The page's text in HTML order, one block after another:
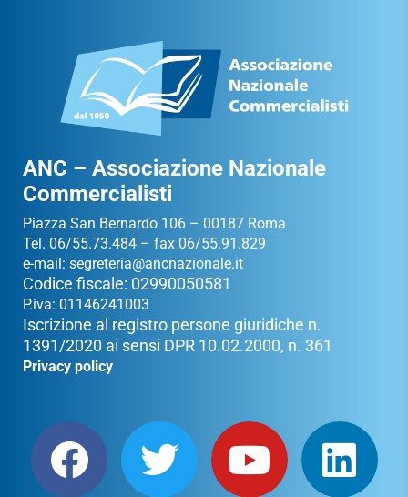
ANC – Associazione Nazionale
Commercialisti
Piazza San Bernardo 106 – 00187 Roma
Tel. 06/55.73.484 – fax 06/55.91.829
e-mail: segreteria@ancnazionale.it
Codice fiscale: 02990050581
P.iva: 01146241003
Iscrizione al registro persone giuridiche n.
1391/2020 ai sensi DPR 10.02.2000, n. 361
Privacy policy